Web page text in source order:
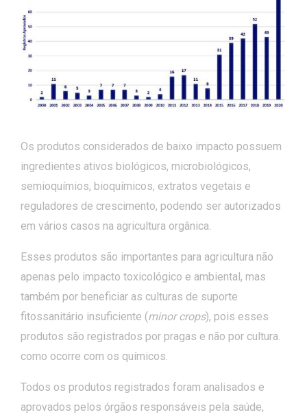
Os produtos considerados de baixo impacto possuem
ingredientes ativos biológicos, microbiológicos,
semioquímios, bioquímicos, extratos vegetais e
reguladores de crescimento, podendo ser autorizados
em vários casos na agricultura orgânica.
Esses produtos são importantes para agricultura não
apenas pelo impacto toxicológico e ambiental, mas
também por beneficiar as culturas de suporte
fitossanitário insuficiente (minor crops), pois esses
produtos são registrados por pragas e não por cultura.
como ocorre com os químicos.
Todos os produtos registrados foram analisados e
aprovados pelos órgãos responsáveis pela saúde,